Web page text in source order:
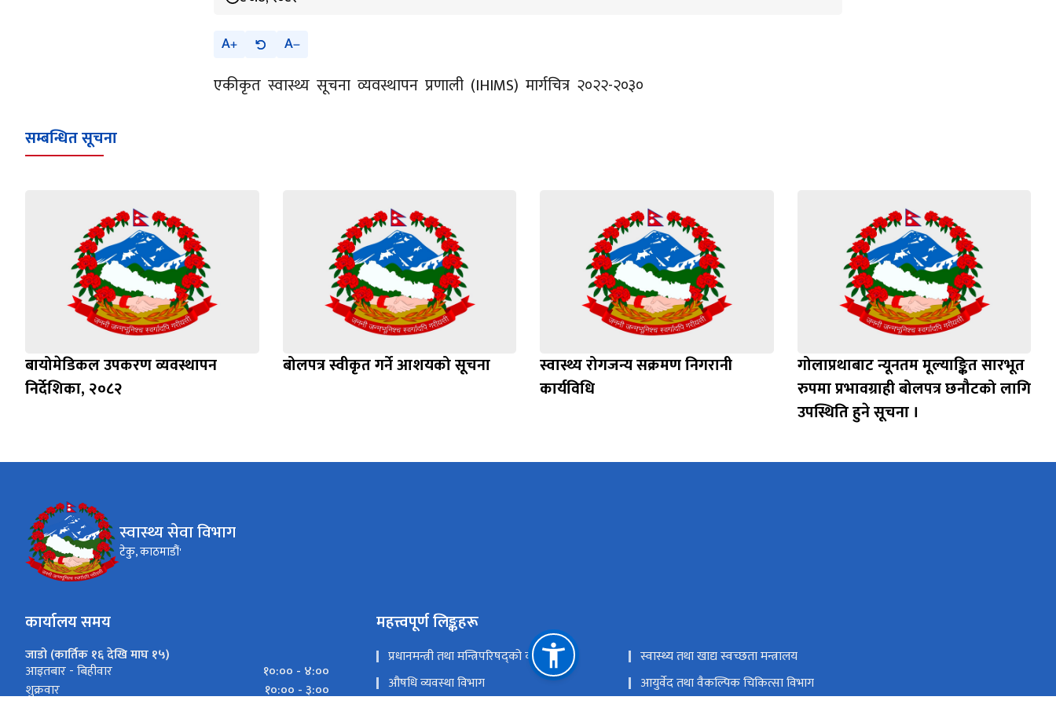
A A
एकीकृत स्वास्थ्य सूचना व्यवस्थापन प्रणाली (IHIMS) मार्गचित्र २०२२-२०३०
सम्बन्धित सूचना
बायोमेडिकल उपकरण व्यवस्थापन
निर्देशिका, २०८२
बोलपत्र स्वीकृत गर्ने आशयको सूचना
स्वास्थ्य रोगजन्य सक्रमण निगरानी
कार्यविधि
गोलाप्रथाबाट न्यूनतम मूल्याङ्कित सारभूत
रुपमा प्रभावग्राही बोलपत्र छनौटको लागि
उपस्थिति हुने सूचना ।
स्वास्थ्य सेवा विभाग
टेकु, काठमाडौं'
कार्यालय समय
जाडो (कार्तिक १६ देखि माघ १५)
आइतबार - बिहीवार
१०:०० - ४:००
शुक्रवार
१०:०० - ३:००
महत्त्वपूर्ण लिङ्कहरू
प्रधानमन्त्री तथा मन्त्रिपरिषद्को कार्यालय
स्वास्थ्य तथा खाद्य स्वच्छता मन्त्रालय
औषधि व्यवस्था विभाग
आयुर्वेद तथा वैकल्पिक चिकित्सा विभाग